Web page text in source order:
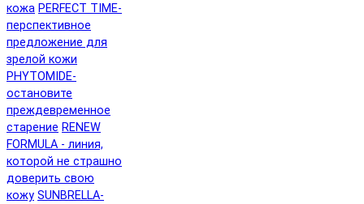
кожа PERFECT TIME-
перспективное
предложение для
зрелой кожи
PHYTOMIDE-
остановите
преждевременное
старение RENEW
FORMULA - линия,
которой не страшно
доверить свою
кожу SUNBRELLA-